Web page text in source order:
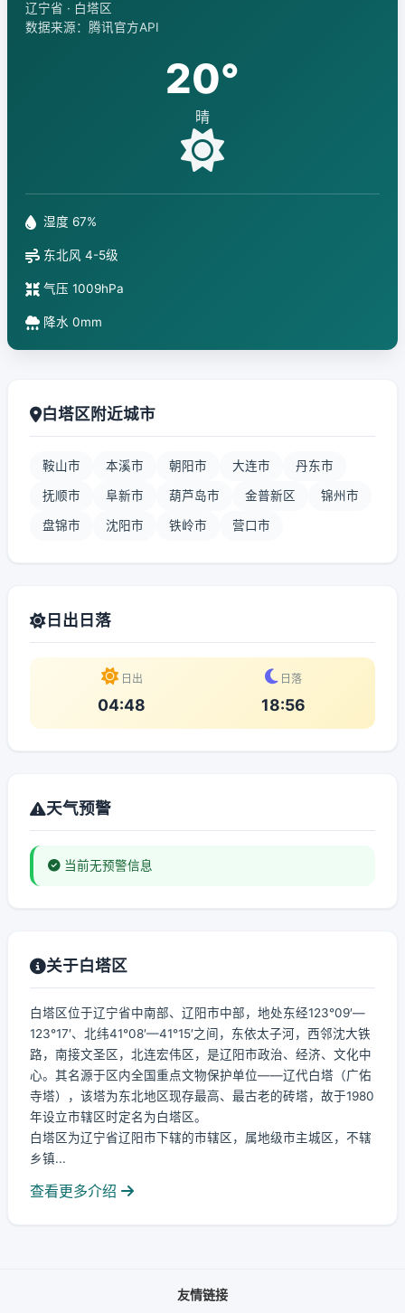
辽宁省 · 白塔区
数据来源：腾讯官方API
20°
晴
湿度 67%
东北风 4-5级
气压 1009hPa
降水 0mm
白塔区附近城市
鞍山市 本溪市 朝阳市 大连市 丹东市
抚顺市 阜新市 葫芦岛市 金普新区 锦州市
盘锦市 沈阳市 铁岭市 营口市
日出日落
日出
04:48
日落
18:56
天气预警
当前无预警信息
关于白塔区
白塔区位于辽宁省中南部、辽阳市中部，地处东经123°09′—
123°17′、北纬41°08′—41°15′之间，东依太子河，西邻沈大铁
路，南接文圣区，北连宏伟区，是辽阳市政治、经济、文化中
心。其名源于区内全国重点文物保护单位——辽代白塔（广佑
寺塔），该塔为东北地区现存最高、最古老的砖塔，故于1980
年设立市辖区时定名为白塔区。
白塔区为辽宁省辽阳市下辖的市辖区，属地级市主城区，不辖
乡镇...
查看更多介绍
友情链接